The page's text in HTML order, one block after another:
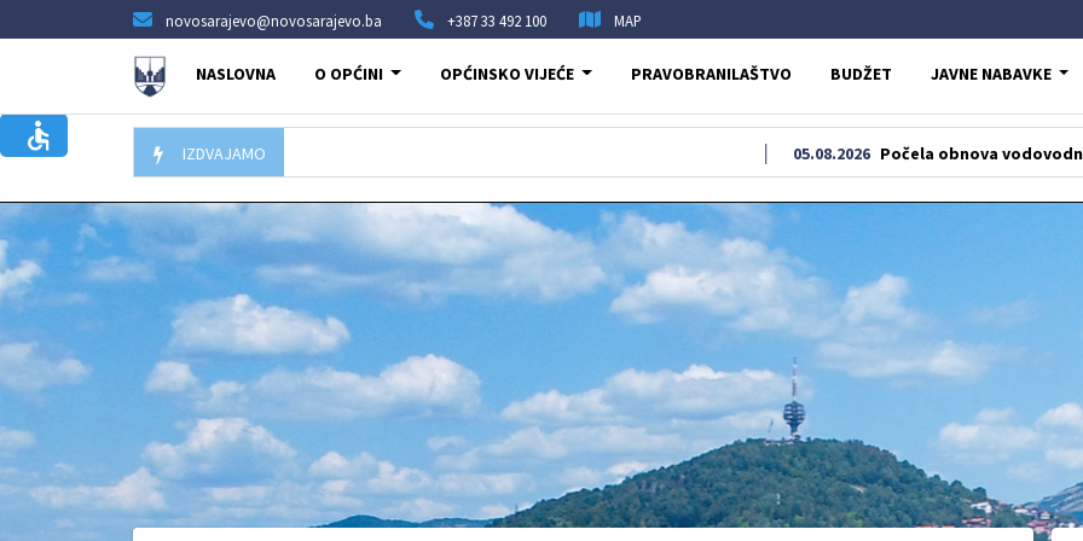
novosarajevo@novosarajevo.ba +387 33 492 100 MAP
NASLOVNA O OPĆINI OPĆINSKO VIJEĆE PRAVOBRANILAŠTVO BUDŽET JAVNE NABAVKE
IZDVAJAMO Počela obnova vodovodne i